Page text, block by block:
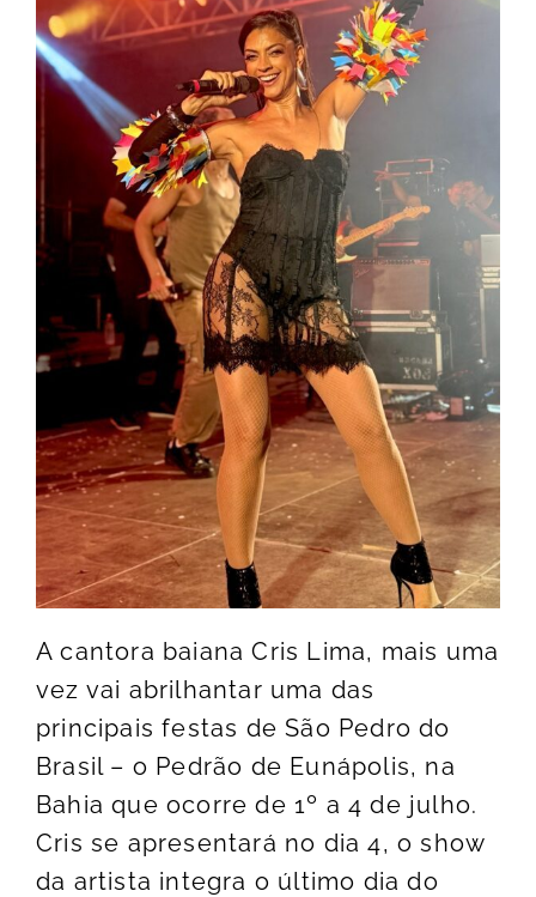
A cantora baiana Cris Lima, mais uma
vez vai abrilhantar uma das
principais festas de São Pedro do
Brasil – o Pedrão de Eunápolis, na
Bahia que ocorre de 1º a 4 de julho.
Cris se apresentará no dia 4, o show
da artista integra o último dia do